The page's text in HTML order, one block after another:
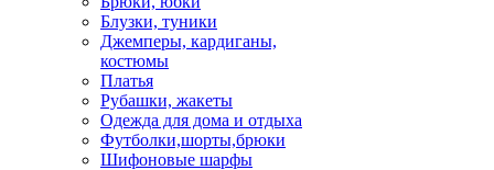
Блузки, туники
Джемперы, кардиганы,
костюмы
Платья
Рубашки, жакеты
Одежда для дома и отдыха
Футболки,шорты,брюки
Шифоновые шарфы